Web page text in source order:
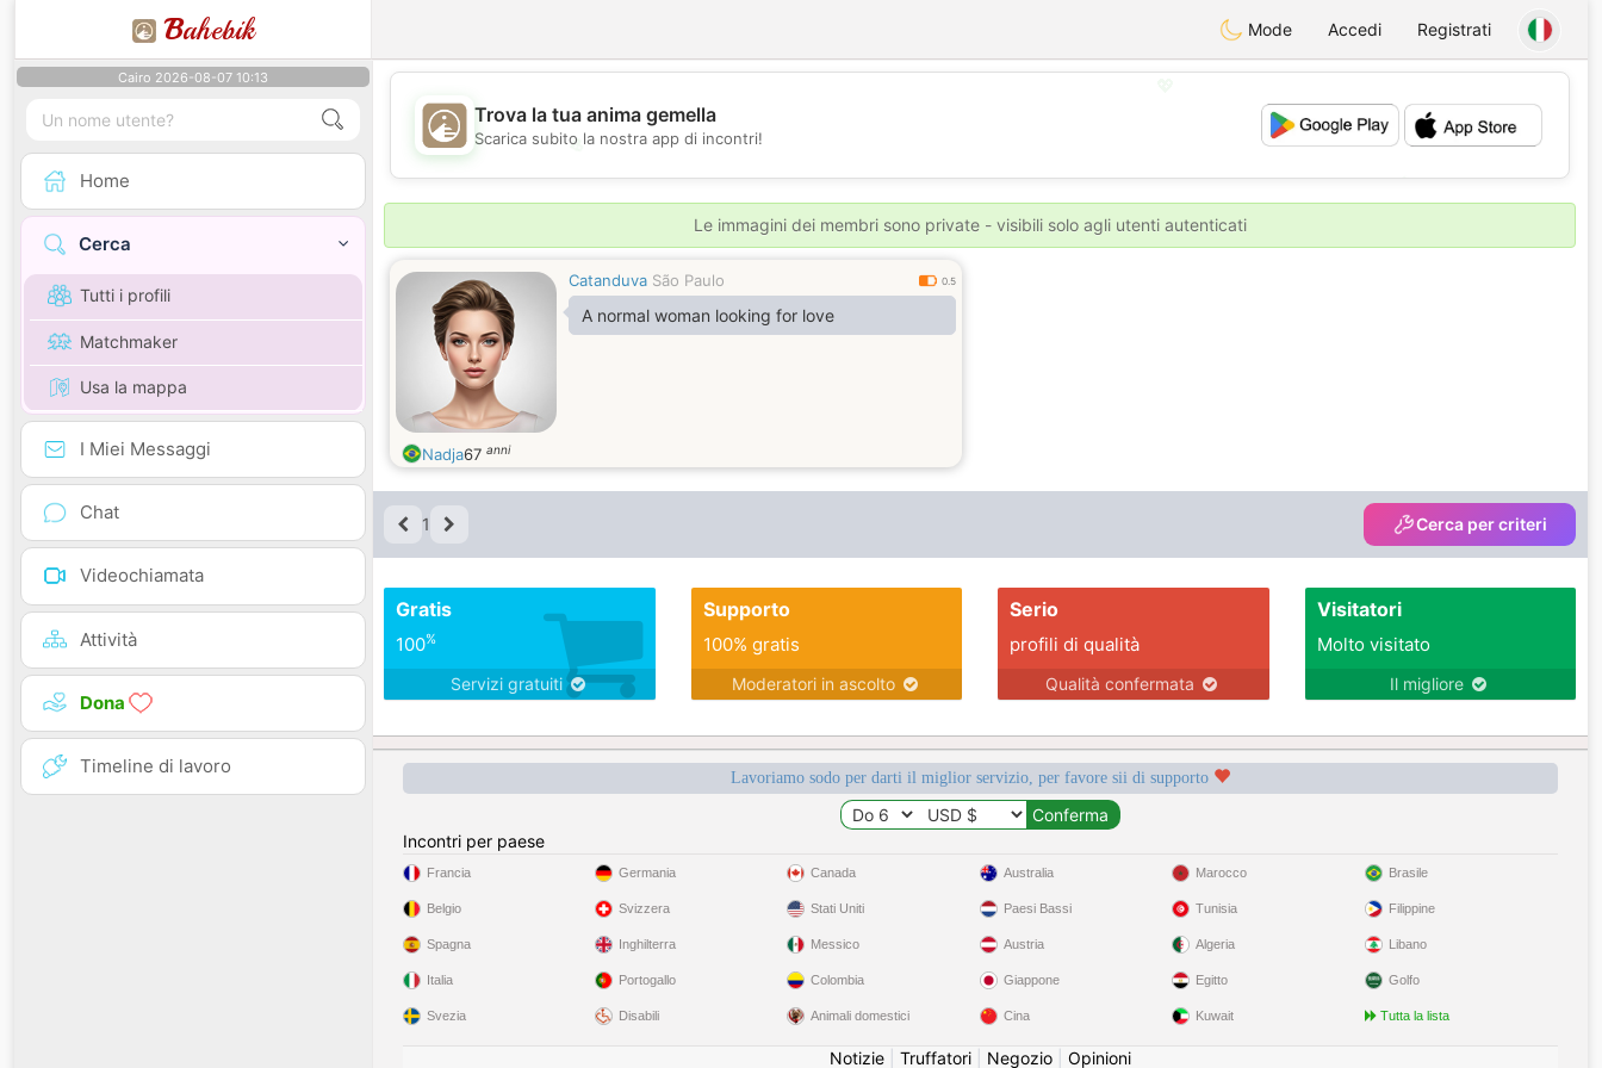
Bahebik Mode Accedi Registrati
Cairo 2026-08-07 10:13
Home
Cerca
Tutti i profili
Matchmaker
Usa la mappa
I Miei Messaggi
Chat
Videochiamata
Attività
Dona
Timeline di lavoro
💖
💕
💕
Trova la tua anima gemella
Scarica subito la nostra app di incontri!
Le immagini dei membri sono private - visibili solo agli utenti autenticati
Catanduva São Paulo 0.5
A normal woman looking for love
Nadja67 anni
1 Cerca per criteri
Gratis
100%
Servizi gratuiti
Supporto
100% gratis
Moderatori in ascolto
Serio
profili di qualità
Qualità confermata
Visitatori
Molto visitato
Il migliore
Lavoriamo sodo per darti il miglior servizio, per favore sii di supporto
Incontri per paese
Francia
Belgio
Spagna
Italia
Svezia
Germania
Svizzera
Inghilterra
Portogallo
Disabili
Canada
Stati Uniti
Messico
Colombia
Animali domestici
Australia
Paesi Bassi
Austria
Giappone
Cina
Marocco
Tunisia
Algeria
Egitto
Kuwait
Brasile
Filippine
Libano
Golfo
Tutta la lista
Notizie| Truffatori| Negozio| Opinioni